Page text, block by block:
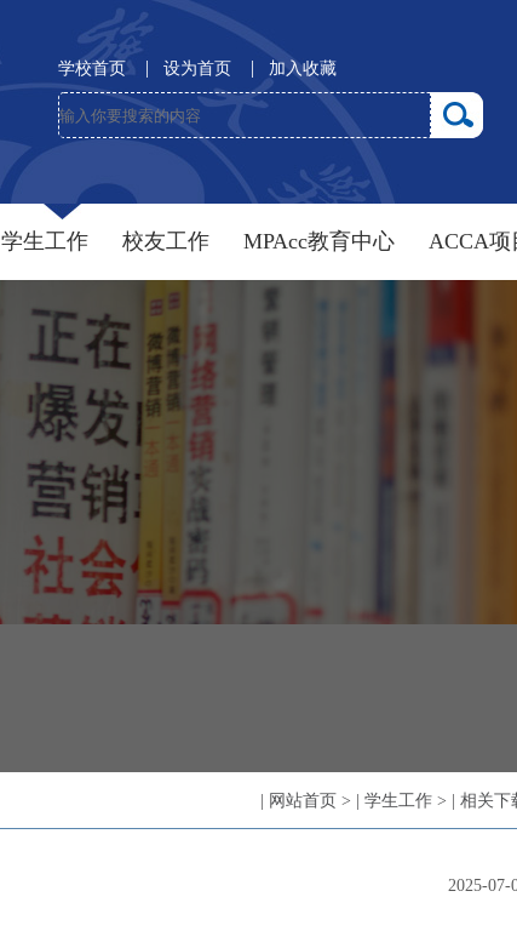
学校首页 | 设为首页 | 加入收藏
学生工作 校友工作 MPAcc教育中心 ACCA项
网站首页 > 学生工作 > 相关下
2025-07-